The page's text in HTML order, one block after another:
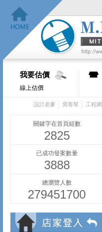
我要估價
線上估價
設計老爹 窩客幫 工程網
關鍵字在首頁組數
2825
已成功發案數量
3888
總瀏覽人數
279451700